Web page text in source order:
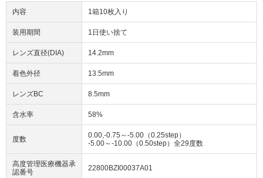
内容 1箱10枚入り
装用期間 1日使い捨て
レンズ直径(DIA) 14.2mm
着色外径 13.5mm
レンズBC 8.5mm
含水率 58%
度数
0.00,-0.75～-5.00（0.25step）
-5.00～-10.00（0.50step）全29度数
高度管理医療機器承
認番号
22800BZI00037A01